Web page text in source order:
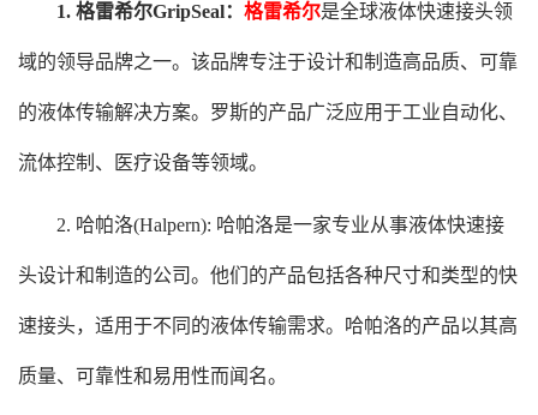
1. 格雷希尔GripSeal： 格雷希尔是全球液体快速接头领
域的领导品牌之一。该品牌专注于设计和制造高品质、可靠
的液体传输解决方案。罗斯的产品广泛应用于工业自动化、
流体控制、医疗设备等领域。
2. 哈帕洛(Halpern): 哈帕洛是一家专业从事液体快速接
头设计和制造的公司。他们的产品包括各种尺寸和类型的快
速接头，适用于不同的液体传输需求。哈帕洛的产品以其高
质量、可靠性和易用性而闻名。